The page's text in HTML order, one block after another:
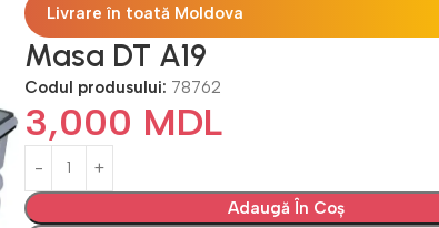
Livrare în toată Moldova
Masa DT A19
Codul produsului: 78762
3,000 MDL
Adaugă În Coș